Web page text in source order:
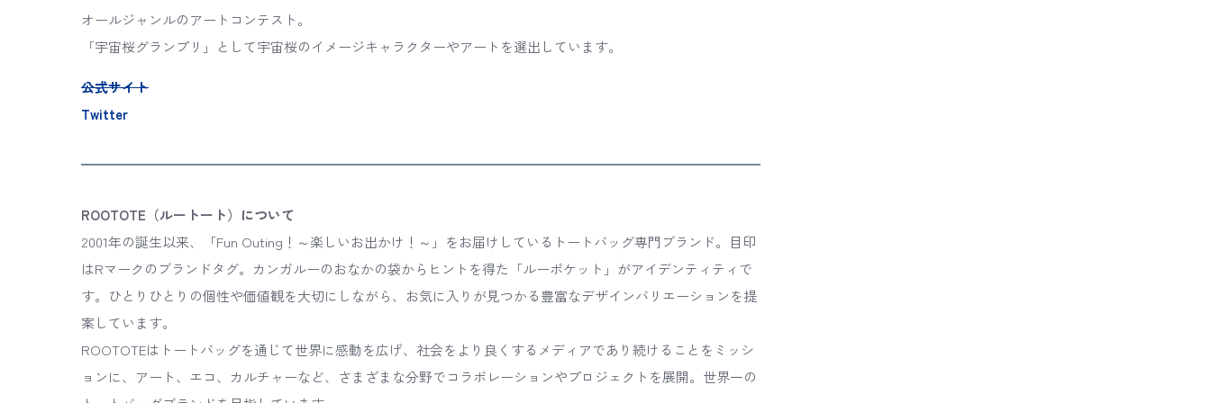
オールジャンルのアートコンテスト。
「宇宙桜グランプリ」として宇宙桜のイメージキャラクターやアートを選出しています。
公式サイト
Twitter
ROOTOTE（ルートート）について
2001年の誕生以来、「Fun Outing！～楽しいお出かけ！～」をお届けしているトートバッグ専門ブランド。目印
はRマークのブランドタグ。カンガルーのおなかの袋からヒントを得た「ルーポケット」がアイデンティティで
す。ひとりひとりの個性や価値観を大切にしながら、お気に入りが見つかる豊富なデザインバリエーションを提
案しています。
ROOTOTEはトートバッグを通じて世界に感動を広げ、社会をより良くするメディアであり続けることをミッシ
ョンに、アート、エコ、カルチャーなど、さまざまな分野でコラボレーションやプロジェクトを展開。世界一の